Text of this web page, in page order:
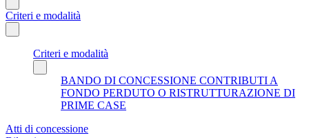
Criteri e modalità
Criteri e modalità
BANDO DI CONCESSIONE CONTRIBUTI A
FONDO PERDUTO O RISTRUTTURAZIONE DI
PRIME CASE
Atti di concessione